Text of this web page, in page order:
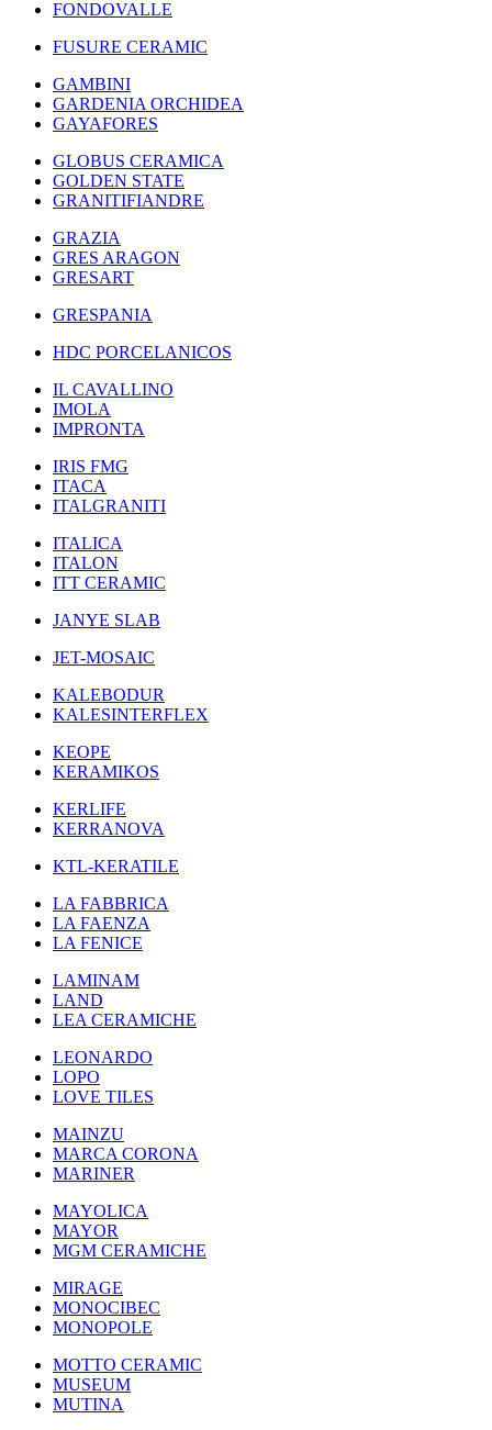
FONDOVALLE
FUSURE CERAMIC
GAMBINI
GARDENIA ORCHIDEA
GAYAFORES
GLOBUS CERAMICA
GOLDEN STATE
GRANITIFIANDRE
GRAZIA
GRES ARAGON
GRESART
GRESPANIA
HDC PORCELANICOS
IL CAVALLINO
IMOLA
IMPRONTA
IRIS FMG
ITACA
ITALGRANITI
ITALICA
ITALON
ITT CERAMIC
JANYE SLAB
JET-MOSAIC
KALEBODUR
KALESINTERFLEX
KEOPE
KERAMIKOS
KERLIFE
KERRANOVA
KTL-KERATILE
LA FABBRICA
LA FAENZA
LA FENICE
LAMINAM
LAND
LEA CERAMICHE
LEONARDO
LOPO
LOVE TILES
MAINZU
MARCA CORONA
MARINER
MAYOLICA
MAYOR
MGM CERAMICHE
MIRAGE
MONOCIBEC
MONOPOLE
MOTTO CERAMIC
MUSEUM
MUTINA